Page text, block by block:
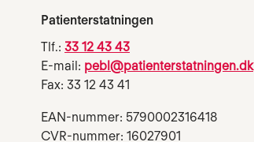
Patienterstatningen
Tlf.: 33 12 43 43
E-mail: pebl@patienterstatningen.dk
Fax: 33 12 43 41
EAN-nummer: 5790002316418
CVR-nummer: 16027901